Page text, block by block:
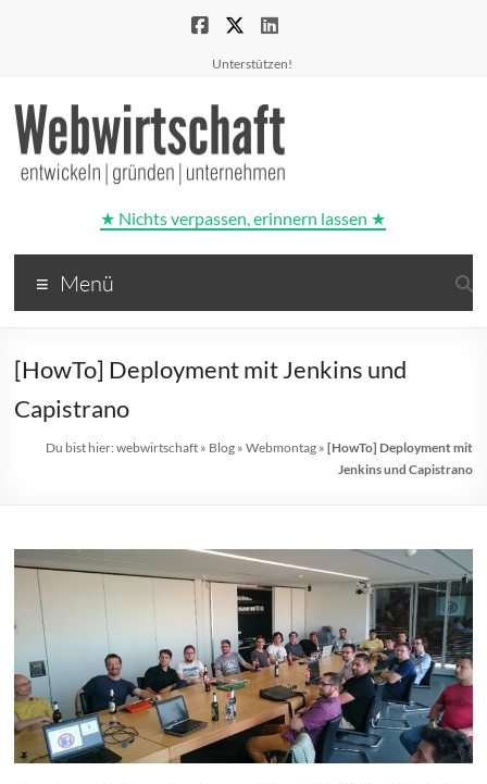
Unterstützen!
Webwirtschaft
|
unternehmen
★ Nichts verpassen, erinnern lassen ★
Menü
[HowTo] Deployment mit Jenkins und
Capistrano
Du bist hier: webwirtschaft» Blog» Webmontag» [HowTo] Deployment mit
Jenkins und Capistrano